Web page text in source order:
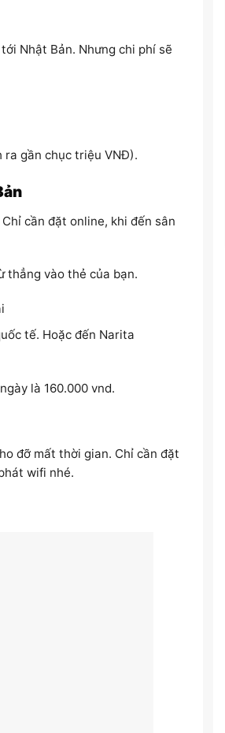
Nhật Bản. Nhưng chi phí sẽ
ra gần chục triệu VNĐ).
cần đặt online, khi đến sân
thẳng vào thẻ của bạn.
tế. Hoặc đến Narita
là 160.000 vnd.
đỡ mất thời gian. Chỉ cần đặt
wifi nhé.